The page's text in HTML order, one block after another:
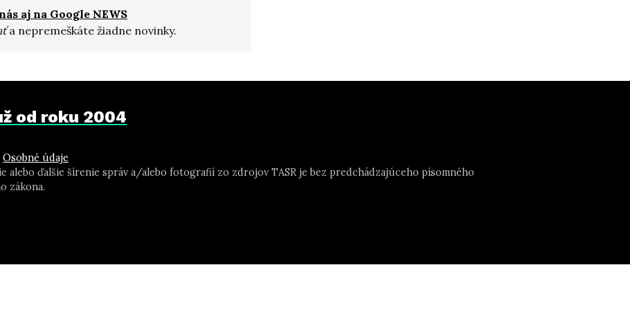
aj na Google NEWS
a nepremeškáte žiadne novinky.
od roku 2004
Osobné údaje
alebo ďalšie šírenie správ a/alebo fotografií zo zdrojov TASR je bez predchádzajúceho písomného
zákona.